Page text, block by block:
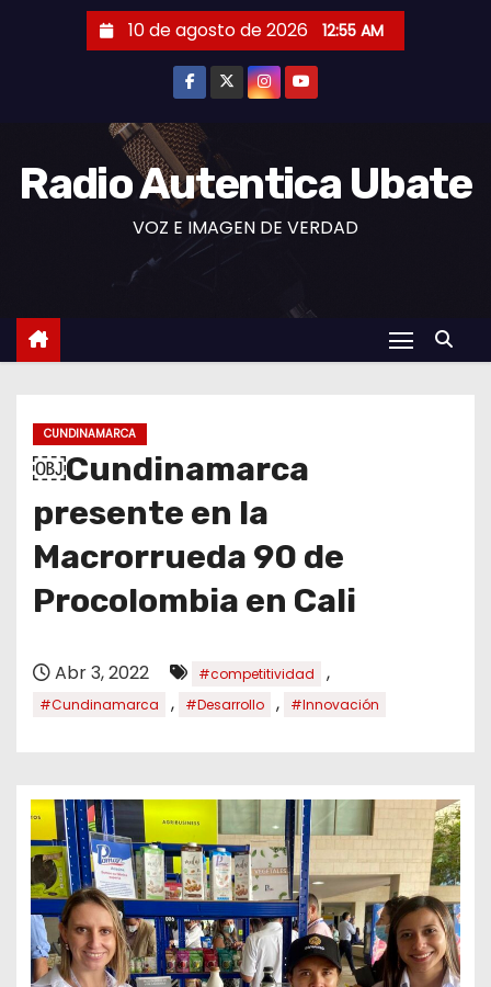
10 de agosto de 2026 12:55 AM
Radio Autentica Ubate
VOZ E IMAGEN DE VERDAD
CUNDINAMARCA
￼Cundinamarca
presente en la
Macrorrueda 90 de
Procolombia en Cali
Abr 3, 2022 #competitividad ,
#Cundinamarca , #Desarrollo , #Innovación